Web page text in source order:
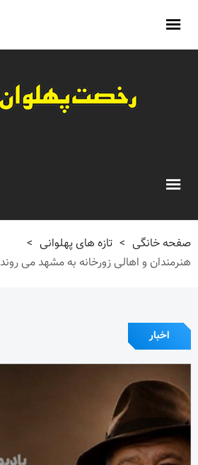
صفحه خانگی > تازه های پهلوانی >
هنرمندان و اهالی زورخانه به مشهد می روند
اخبار